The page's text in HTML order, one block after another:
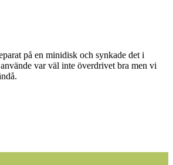
på en minidisk och synkade det i
var väl inte överdrivet bra men vi